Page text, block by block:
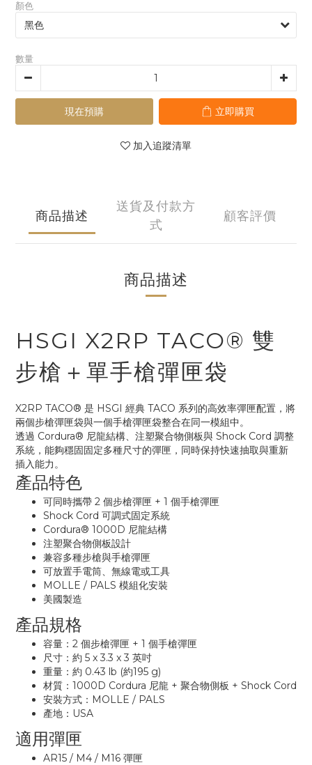
顏色
數量
現在預購 立即購買
加入追蹤清單
商品描述
送貨及付款方
式
顧客評價
商品描述
HSGI X2RP TACO® 雙
步槍＋單手槍彈匣袋
X2RP TACO® 是 HSGI 經典 TACO 系列的高效率彈匣配置，將
兩個步槍彈匣袋與一個手槍彈匣袋整合在同一模組中。
透過 Cordura® 尼龍結構、注塑聚合物側板與 Shock Cord 調整
系統，能夠穩固固定多種尺寸的彈匣，同時保持快速抽取與重新
插入能力。
產品特色
可同時攜帶 2 個步槍彈匣 + 1 個手槍彈匣
Shock Cord 可調式固定系統
Cordura® 1000D 尼龍結構
注塑聚合物側板設計
兼容多種步槍與手槍彈匣
可放置手電筒、無線電或工具
MOLLE / PALS 模組化安裝
美國製造
產品規格
容量：2 個步槍彈匣 + 1 個手槍彈匣
尺寸：約 5 x 3.3 x 3 英吋
重量：約 0.43 lb (約195 g)
材質：1000D Cordura 尼龍 + 聚合物側板 + Shock Cord
安裝方式：MOLLE / PALS
產地：USA
適用彈匣
AR15 / M4 / M16 彈匣